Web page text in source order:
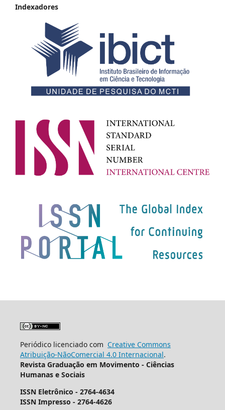
Indexadores
Periódico licenciado com Creative Commons
Atribuição-NãoComercial 4.0 Internacional.
Revista Graduação em Movimento - Ciências
Humanas e Sociais
ISSN Eletrônico - 2764-4634
ISSN Impresso - 2764-4626